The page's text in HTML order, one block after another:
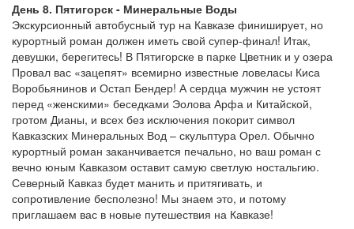
День 8. Пятигорск - Минеральные Воды
Экскурсионный автобусный тур на Кавказе финиширует, но
курортный роман должен иметь свой супер-финал! Итак,
девушки, берегитесь! В Пятигорске в парке Цветник и у озера
Провал вас «зацепят» всемирно известные ловеласы Киса
Воробьянинов и Остап Бендер! А сердца мужчин не устоят
перед «женскими» беседками Эолова Арфа и Китайской,
гротом Дианы, и всех без исключения покорит символ
Кавказских Минеральных Вод – скульптура Орел. Обычно
курортный роман заканчивается печально, но ваш роман с
вечно юным Кавказом оставит самую светлую ностальгию.
Северный Кавказ будет манить и притягивать, и
сопротивление бесполезно! Мы знаем это, и потому
приглашаем вас в новые путешествия на Кавказе!